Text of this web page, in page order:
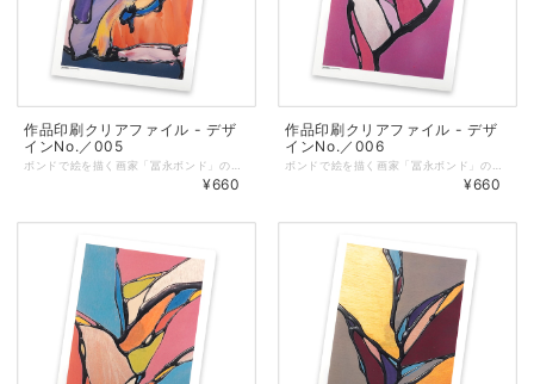
作品印刷クリアファイル - デザ
インNo.／005
¥660
作品印刷クリアファイル - デザ
インNo.／006
¥660